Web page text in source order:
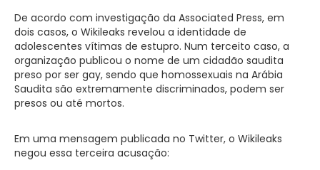
De acordo com investigação da Associated Press, em
dois casos, o Wikileaks revelou a identidade de
adolescentes vítimas de estupro. Num terceito caso, a
organização publicou o nome de um cidadão saudita
preso por ser gay, sendo que homossexuais na Arábia
Saudita são extremamente discriminados, podem ser
presos ou até mortos.
Em uma mensagem publicada no Twitter, o Wikileaks
negou essa terceira acusação: